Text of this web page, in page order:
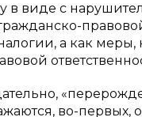
в виде с
а как
во-первых,